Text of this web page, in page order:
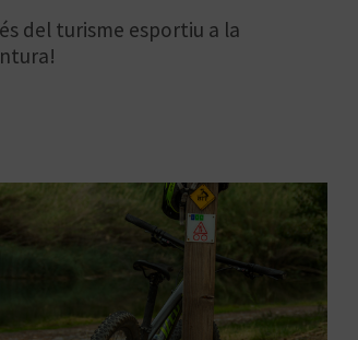
del turisme esportiu a la